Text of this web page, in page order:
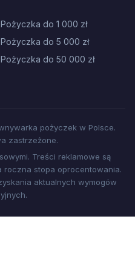
Pożyczka do 1 000 zł
Pożyczka do 5 000 zł
Pożyczka do 50 000 zł
pożyczek w Polsce.
zastrzeżone.
Treści reklamowe są
roczna stopa oprocentowania.
aktualnych wymogów